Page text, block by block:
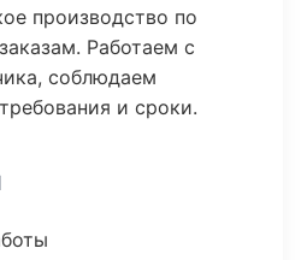
производство по
Работаем с
соблюдаем
и сроки.